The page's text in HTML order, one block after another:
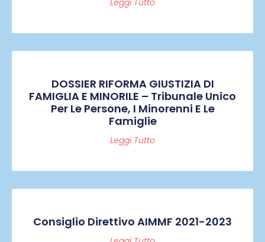
DOSSIER RIFORMA GIUSTIZIA DI
FAMIGLIA E MINORILE – Tribunale Unico
Per Le Persone, I Minorenni E Le
Famiglie
Leggi Tutto
Consiglio Direttivo AIMMF 2021-2023